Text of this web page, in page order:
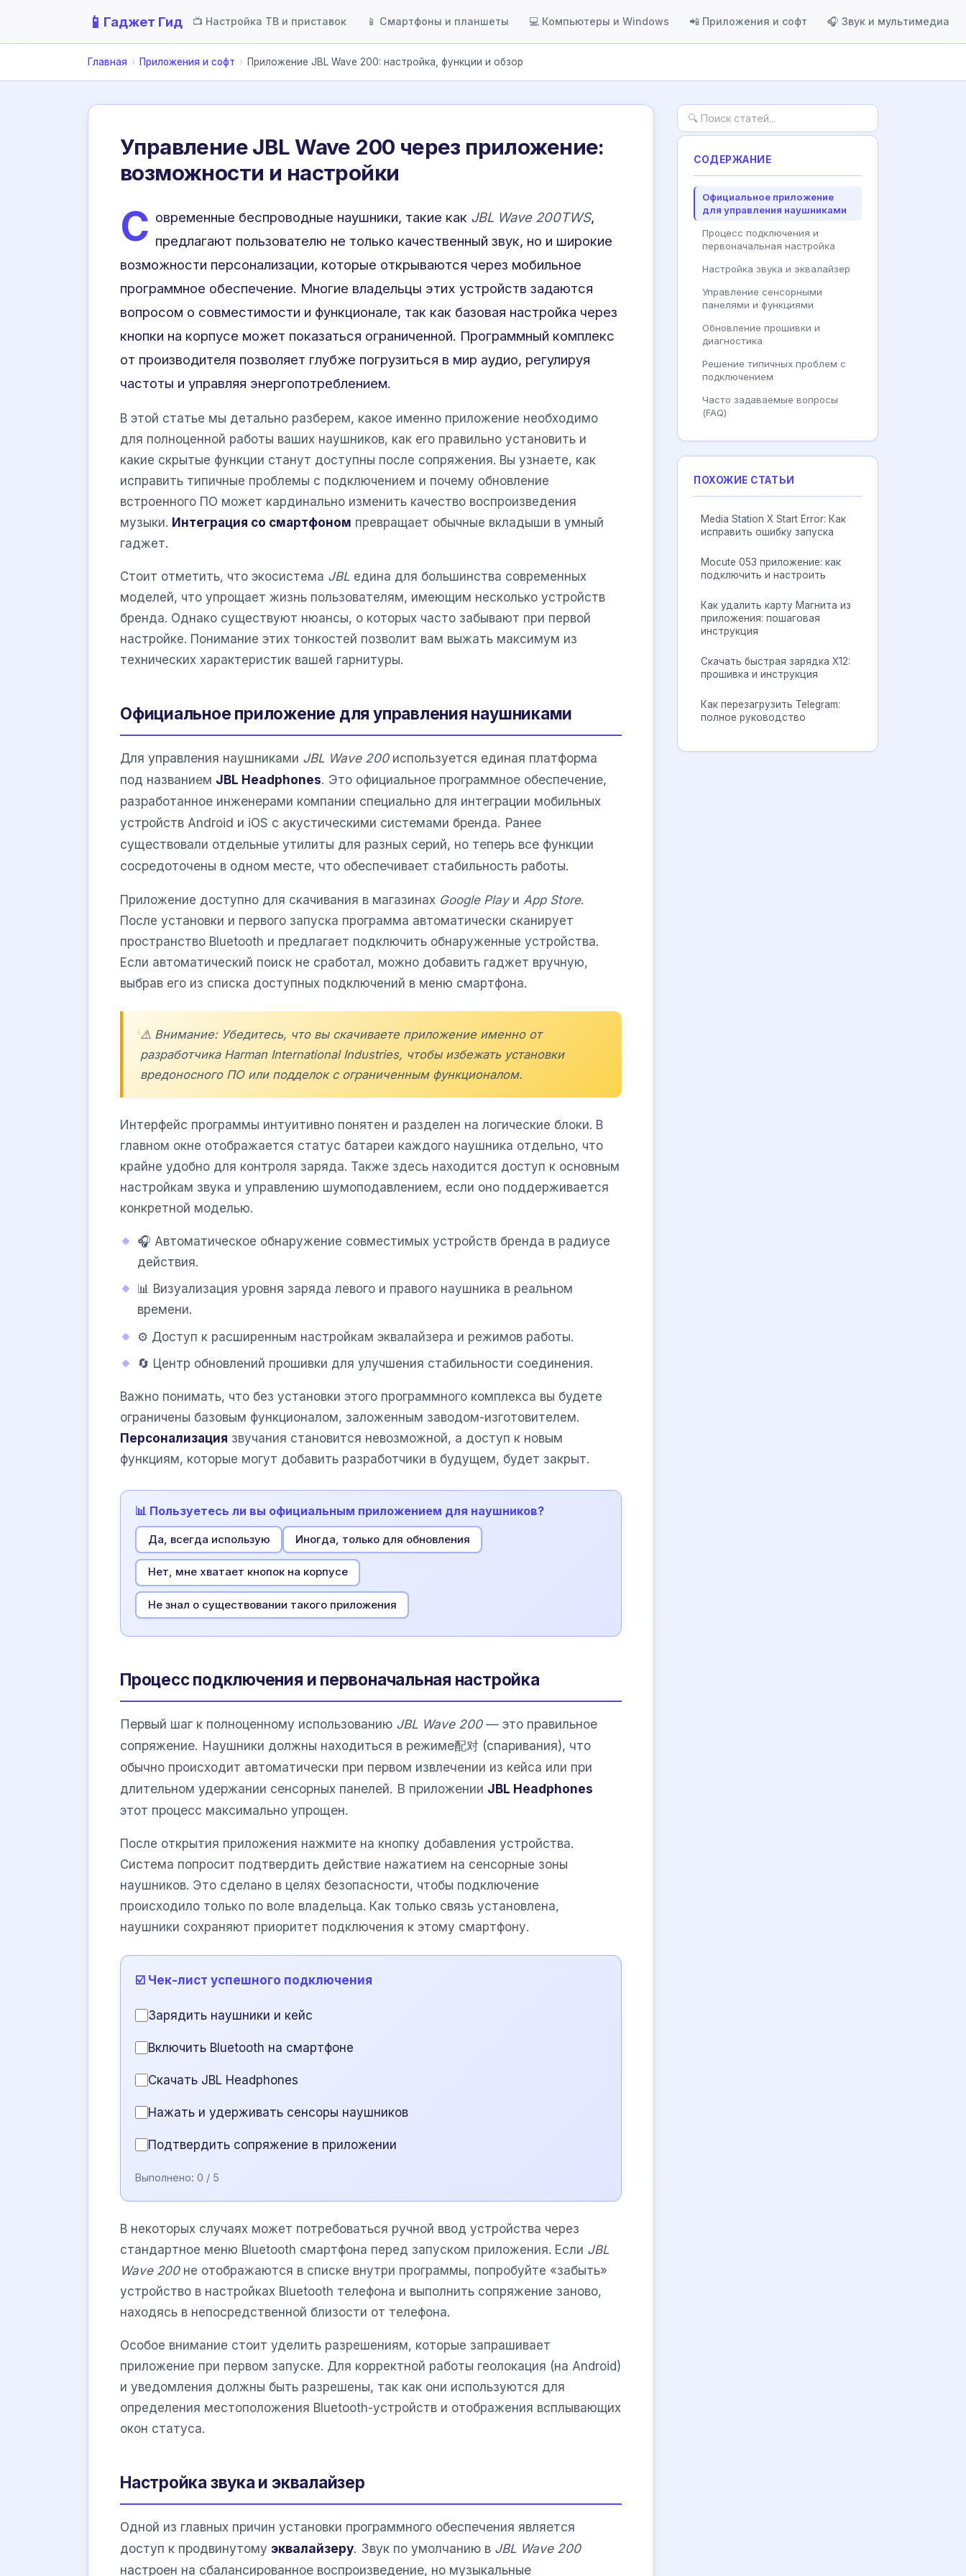
📱 Гаджет Гид 📺 Настройка ТВ и приставок 📱 Смартфоны и планшеты 💻 Компьютеры и Windows 📲 Приложения и софт 🎧 Звук и мультимедиа
Главная › Приложения и софт › Приложение JBL Wave 200: настройка, функции и обзор
Управление JBL Wave 200 через приложение:
возможности и настройки
С овременные беспроводные наушники, такие как JBL Wave 200TWS,
предлагают пользователю не только качественный звук, но и широкие
возможности персонализации, которые открываются через мобильное
программное обеспечение. Многие владельцы этих устройств задаются
вопросом о совместимости и функционале, так как базовая настройка через
кнопки на корпусе может показаться ограниченной. Программный комплекс
от производителя позволяет глубже погрузиться в мир аудио, регулируя
частоты и управляя энергопотреблением.
В этой статье мы детально разберем, какое именно приложение необходимо
для полноценной работы ваших наушников, как его правильно установить и
какие скрытые функции станут доступны после сопряжения. Вы узнаете, как
исправить типичные проблемы с подключением и почему обновление
встроенного ПО может кардинально изменить качество воспроизведения
музыки. Интеграция со смартфоном превращает обычные вкладыши в умный
гаджет.
Стоит отметить, что экосистема JBL едина для большинства современных
моделей, что упрощает жизнь пользователям, имеющим несколько устройств
бренда. Однако существуют нюансы, о которых часто забывают при первой
настройке. Понимание этих тонкостей позволит вам выжать максимум из
технических характеристик вашей гарнитуры.
Официальное приложение для управления наушниками
Для управления наушниками JBL Wave 200используется единая платформа
под названием JBL Headphones. Это официальное программное обеспечение,
разработанное инженерами компании специально для интеграции мобильных
устройств Android и iOS с акустическими системами бренда. Ранее
существовали отдельные утилиты для разных серий, но теперь все функции
сосредоточены в одном месте, что обеспечивает стабильность работы.
Приложение доступно для скачивания в магазинах Google Playи App Store.
После установки и первого запуска программа автоматически сканирует
пространство Bluetooth и предлагает подключить обнаруженные устройства.
Если автоматический поиск не сработал, можно добавить гаджет вручную,
выбрав его из списка доступных подключений в меню смартфона.
⚠️ Внимание: Убедитесь, что вы скачиваете приложение именно от
разработчика Harman International Industries, чтобы избежать установки
вредоносного ПО или подделок с ограниченным функционалом.
Интерфейс программы интуитивно понятен и разделен на логические блоки. В
главном окне отображается статус батареи каждого наушника отдельно, что
крайне удобно для контроля заряда. Также здесь находится доступ к основным
настройкам звука и управлению шумоподавлением, если оно поддерживается
конкретной моделью.
🎧 Автоматическое обнаружение совместимых устройств бренда в радиусе
действия.
📊 Визуализация уровня заряда левого и правого наушника в реальном
времени.
⚙️ Доступ к расширенным настройкам эквалайзера и режимов работы.
🔄 Центр обновлений прошивки для улучшения стабильности соединения.
Важно понимать, что без установки этого программного комплекса вы будете
ограничены базовым функционалом, заложенным заводом-изготовителем.
Персонализация звучания становится невозможной, а доступ к новым
функциям, которые могут добавить разработчики в будущем, будет закрыт.
📊 Пользуетесь ли вы официальным приложением для наушников?
Да, всегда использую Иногда, только для обновления
Нет, мне хватает кнопок на корпусе
Не знал о существовании такого приложения
Процесс подключения и первоначальная настройка
Первый шаг к полноценному использованию JBL Wave 200— это правильное
сопряжение. Наушники должны находиться в режиме配对 (спаривания), что
обычно происходит автоматически при первом извлечении из кейса или при
длительном удержании сенсорных панелей. В приложении JBL Headphones
этот процесс максимально упрощен.
После открытия приложения нажмите на кнопку добавления устройства.
Система попросит подтвердить действие нажатием на сенсорные зоны
наушников. Это сделано в целях безопасности, чтобы подключение
происходило только по воле владельца. Как только связь установлена,
наушники сохраняют приоритет подключения к этому смартфону.
☑️ Чек-лист успешного подключения
Зарядить наушники и кейс
Включить Bluetooth на смартфоне
Скачать JBL Headphones
Нажать и удерживать сенсоры наушников
Подтвердить сопряжение в приложении
Выполнено: 0 / 5
В некоторых случаях может потребоваться ручной ввод устройства через
стандартное меню Bluetooth смартфона перед запуском приложения. Если JBL
Wave 200не отображаются в списке внутри программы, попробуйте «забыть»
устройство в настройках Bluetooth телефона и выполнить сопряжение заново,
находясь в непосредственной близости от телефона.
Особое внимание стоит уделить разрешениям, которые запрашивает
приложение при первом запуске. Для корректной работы геолокация (на Android)
и уведомления должны быть разрешены, так как они используются для
определения местоположения Bluetooth-устройств и отображения всплывающих
окон статуса.
Настройка звука и эквалайзер
Одной из главных причин установки программного обеспечения является
доступ к продвинутому эквалайзеру. Звук по умолчанию в JBL Wave 200
настроен на сбалансированное воспроизведение, но музыкальные
СОДЕРЖАНИЕ
Официальное приложение
для управления наушниками
Процесс подключения и
первоначальная настройка
Настройка звука и эквалайзер
Управление сенсорными
панелями и функциями
Обновление прошивки и
диагностика
Решение типичных проблем с
подключением
Часто задаваемые вопросы
(FAQ)
ПОХОЖИЕ СТАТЬИ
Media Station X Start Error: Как
исправить ошибку запуска
Mocute 053 приложение: как
подключить и настроить
Как удалить карту Магнита из
приложения: пошаговая
инструкция
Скачать быстрая зарядка X12:
прошивка и инструкция
Как перезагрузить Telegram:
полное руководство